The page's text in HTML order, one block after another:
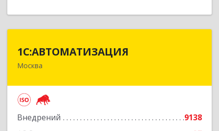
1С:АВТОМАТИЗАЦИЯ
Москва
Внедрений
9138
111024, Москва г, Энтузиастов 1-я ул, дом №